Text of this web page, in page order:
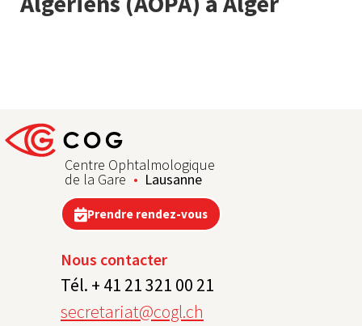
Nous contacter
Tél. + 41 21 321 00 21
secretariat@cogl.ch
Centre Ophtalmologique
de la Gare Lausanne
Prendre rendez-vous